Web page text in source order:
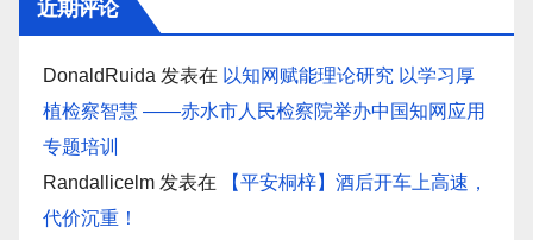
近期评论
DonaldRuida 发表在 以知网赋能理论研究 以学习厚
植检察智慧 ——赤水市人民检察院举办中国知网应用
专题培训
Randallicelm 发表在
【平安桐梓】酒后开车上高速，
代价沉重！